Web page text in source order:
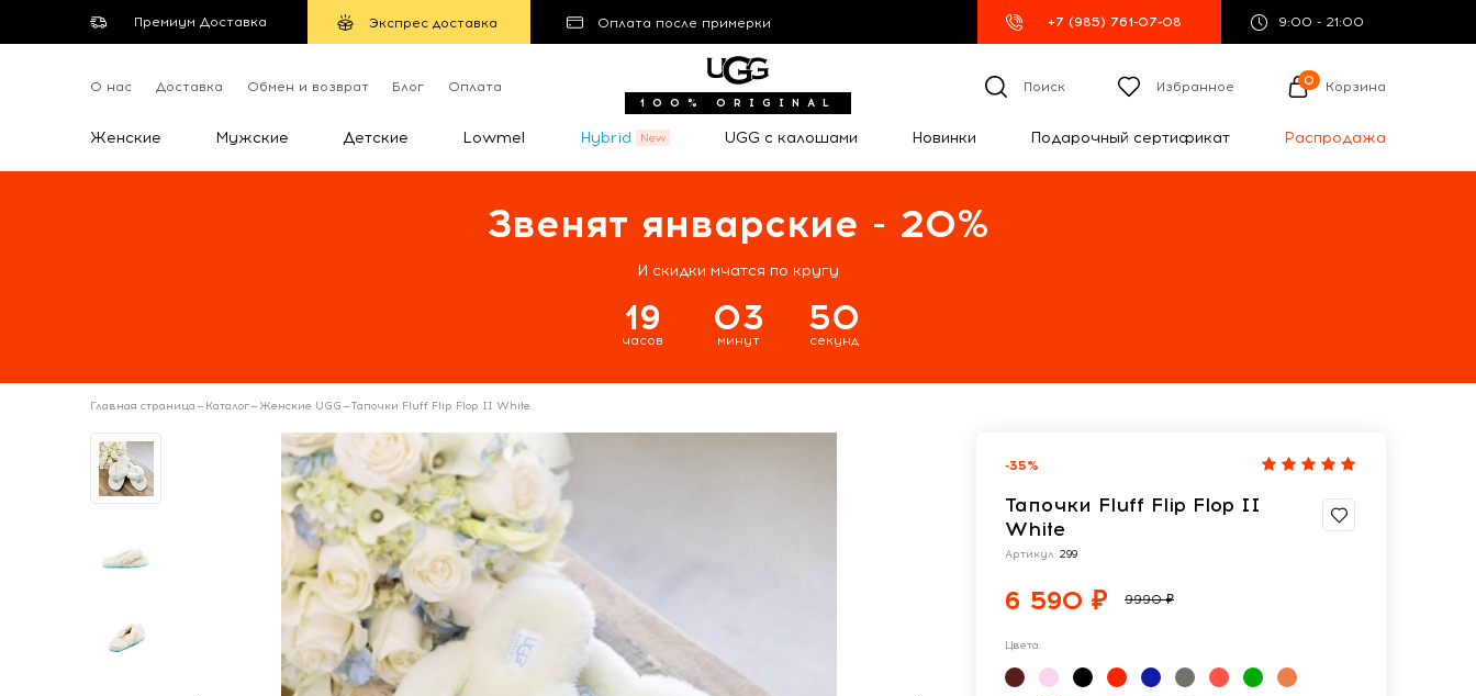
Премиум Доставка Экспрес доставка Оплата после примерки +7 (985) 761-07-08 9:00 - 21:00
О нас Доставка Обмен и возврат Блог Оплата
100% ORIGINAL
Поиск Избранное 0 Корзина
Женские Мужские Детские Lowmel Hybrid UGG с калошами Новинки Подарочный сертификат Распродажа
Звенят январские - 20%
И скидки мчатся по кругу
19
часов
03
минут
49
секунд
Главная страница— Каталог— Женские UGG—Тапочки Fluff Flip Flop II White
-35%
Тапочки Fluff Flip Flop II
White
Артикул: 299
6 590 ₽ 9990 ₽
Цвета: